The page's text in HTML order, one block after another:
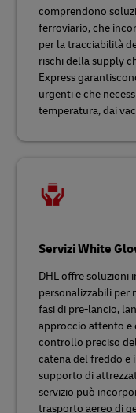
comprendono
ferroviario, che
per la tracciabilità
rischi della supply
Express
urgenti e che
temperatura, dai
Servizi White
DHL offre soluzioni
personalizzabili per
fasi di pre-lancio,
approccio attento e
controllo preciso
catena del freddo e
supporto di
servizio può
trasporto aereo di